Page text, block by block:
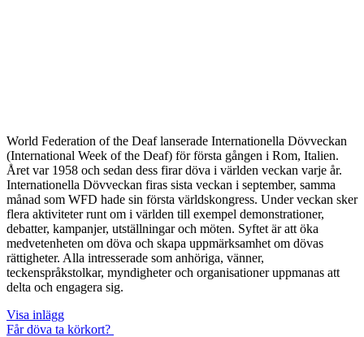
World Federation of the Deaf lanserade Internationella Dövveckan
(International Week of the Deaf) för första gången i Rom, Italien.
Året var 1958 och sedan dess firar döva i världen veckan varje år.
Internationella Dövveckan firas sista veckan i september, samma
månad som WFD hade sin första världskongress. Under veckan sker
flera aktiviteter runt om i världen till exempel demonstrationer,
debatter, kampanjer, utställningar och möten. Syftet är att öka
medvetenheten om döva och skapa uppmärksamhet om dövas
rättigheter. Alla intresserade som anhöriga, vänner,
teckenspråkstolkar, myndigheter och organisationer uppmanas att
delta och engagera sig.
Visa inlägg
Får döva ta körkort?